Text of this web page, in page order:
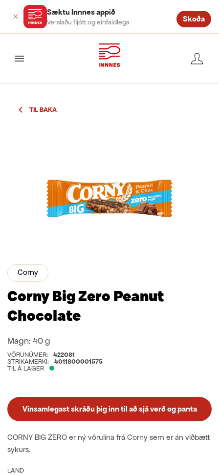
Sæktu Innnes appið
Verslaðu fljótt og einfaldlega Skoða
valmynd
TIL BAKA
Corny
Corny Big Zero Peanut
Chocolate
Magn: 40 g
VÖRUNÚMER:
422081
STRIKAMERKI:
4011800001575
TIL Á LAGER
Vinsamlegast skráðu þig inn til að sjá verð og panta
CORNY BIG ZERO er ný vörulína frá Corny sem er án viðbætt
sykurs.
LAND